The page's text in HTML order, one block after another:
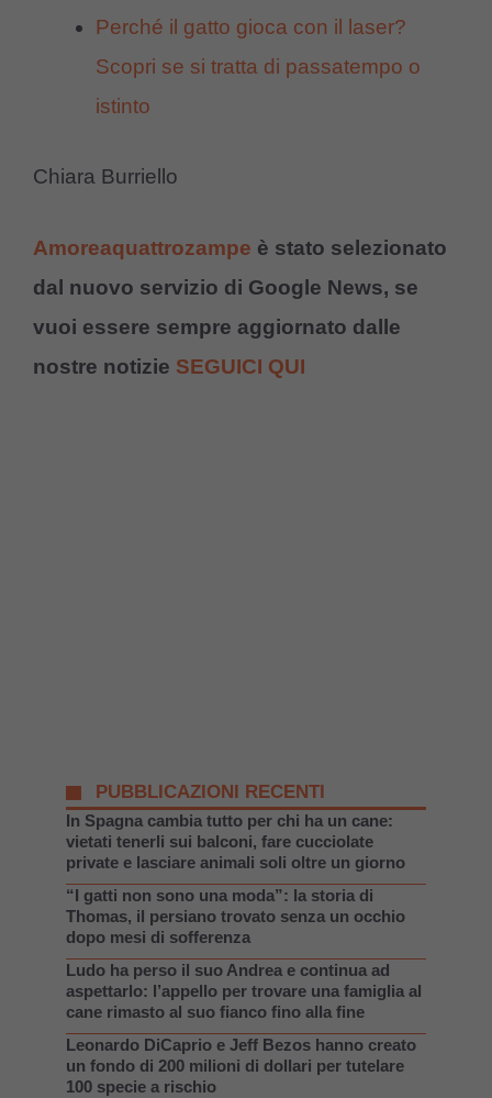
Perché il gatto gioca con il laser?
Scopri se si tratta di passatempo o
istinto
Chiara Burriello
Amoreaquattrozampe è stato selezionato
dal nuovo servizio di Google News, se
vuoi essere sempre aggiornato dalle
nostre notizie SEGUICI QUI
PUBBLICAZIONI RECENTI
In Spagna cambia tutto per chi ha un cane:
vietati tenerli sui balconi, fare cucciolate
private e lasciare animali soli oltre un giorno
“I gatti non sono una moda”: la storia di
Thomas, il persiano trovato senza un occhio
dopo mesi di sofferenza
Ludo ha perso il suo Andrea e continua ad
aspettarlo: l’appello per trovare una famiglia al
cane rimasto al suo fianco fino alla fine
Leonardo DiCaprio e Jeff Bezos hanno creato
un fondo di 200 milioni di dollari per tutelare
100 specie a rischio